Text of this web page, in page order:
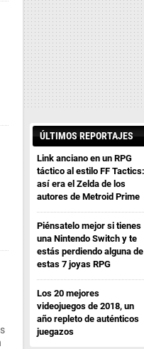
ÚLTIMOS REPORTAJES
Link anciano en un RPG
táctico al estilo FF Tactics:
así era el Zelda de los
autores de Metroid Prime
Piénsatelo mejor si tienes
una Nintendo Switch y te
estás perdiendo alguna de
estas 7 joyas RPG
Los 20 mejores
videojuegos de 2018, un
año repleto de auténticos
juegazos